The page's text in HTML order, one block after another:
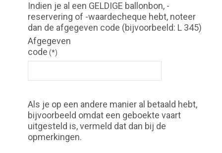
Indien je al een GELDIGE ballonbon, -
reservering of -waardecheque hebt, noteer
dan de afgegeven code (bijvoorbeeld: L 345)
Afgegeven
code (*)
Als je op een andere manier al betaald hebt,
bijvoorbeeld omdat een geboekte vaart
uitgesteld is, vermeld dat dan bij de
opmerkingen.